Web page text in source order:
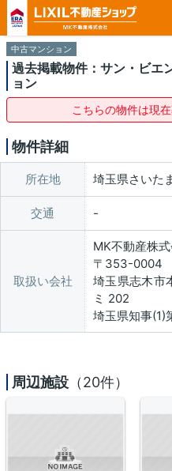
中古マンション
過去掲載物件：サン・ビ
ョン
こちらの物件は現
物件詳細
所在地 埼玉県さいた
交通
取扱い会社
MK不動産株
〒353-0004
埼玉県志木市
ミ 202
埼玉県知事(1)
周辺施設 （20件）